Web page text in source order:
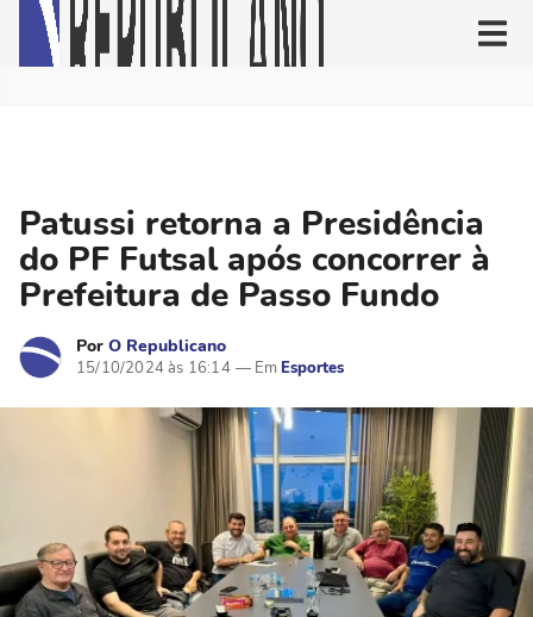
Patussi retorna a Presidência
do PF Futsal após concorrer à
Prefeitura de Passo Fundo
Por O Republicano
15/10/2024 às 16:14 Esportes